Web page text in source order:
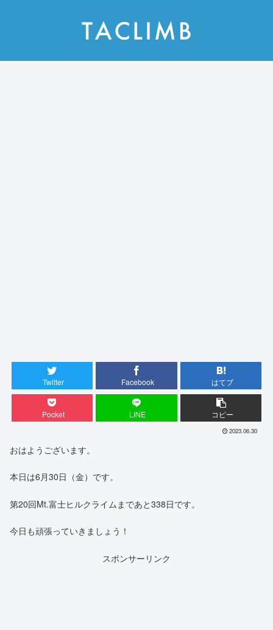
Twitter Facebook はてブ
Pocket LINE コピー
2023.06.30
おはようございます。
本日は6月30日（金）です。
第20回Mt.富士ヒルクライムまであと338日です。
今日も頑張っていきましょう！
スポンサーリンク